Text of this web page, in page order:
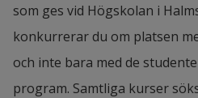
som ges vid Högskolan i
konkurrerar du om platsen
och inte bara med de
program. Samtliga kurser